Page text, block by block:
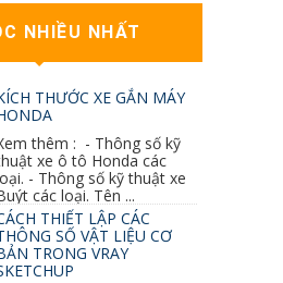
NHIỀU NHẤT
THƯỚC XE GẮN MÁY
thêm : - Thông số kỹ
xe ô tô Honda các
- Thông số kỹ thuật xe
các loại. Tên ...
THIẾT LẬP CÁC
SỐ VẬT LIỆU CƠ
TRONG VRAY